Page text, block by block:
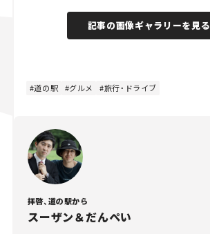
記事の画像ギャラリーを見る
道の駅 グルメ 旅行・ドライブ
拝啓、道の駅から
スーザン＆だんぺい